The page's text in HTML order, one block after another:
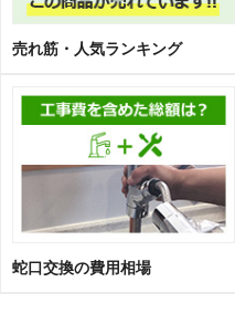
売れ筋・人気ランキング
蛇口交換の費用相場